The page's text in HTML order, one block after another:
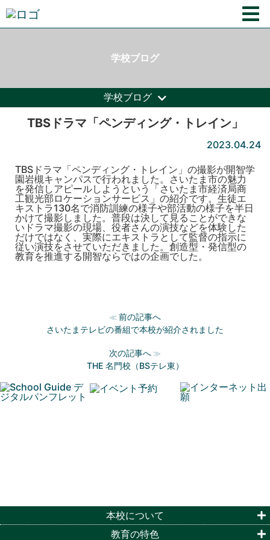
学校ブログ
学校ブログ
TBSドラマ「ペンディング・トレイン」
2023.04.24
TBSドラマ「ペンディング・トレイン」 の撮影が開智学
園岩槻キャンパスで行われました。 さいたま市の魅力
を発信しアピールしようという「さいたま市経済局商
工観光部ロケーションサービス」の紹介です。 生徒エ
キストラ130名で消防訓練の様子や部活動の様子を半日
かけて撮影しました。 普段は決して見ることができな
いドラマ撮影の現場、 役者さんの演技などを体験した
だけではなく、 実際にエキストラとして監督の指示に
従い演技をさせていただきま した。創造型・ 発信型の
教育を推進する開智ならではの企画でした。
≪ 前の記事へ
さいたまテレビの番組で本校が紹介されました
次の記事へ ≫
THE 名門校（BSテレ東）
本校について
教育の特色